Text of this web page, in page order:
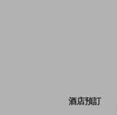
酒店預訂